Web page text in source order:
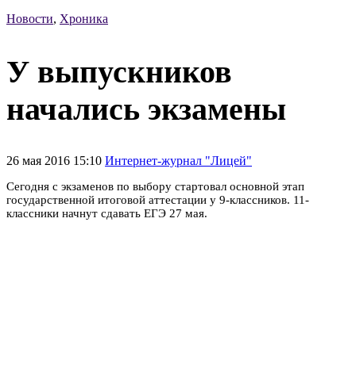
Новости, Хроника
У выпускников
начались экзамены
26 мая 2016 15:10 Интернет-журнал "Лицей"
Сегодня с экзаменов по выбору стартовал основной этап
государственной итоговой аттестации у 9-классников. 11-
классники начнут сдавать ЕГЭ 27 мая.